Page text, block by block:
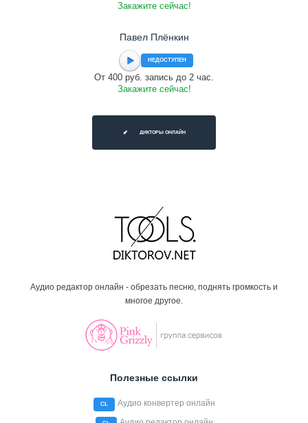
Закажите сейчас!
Павел Плёнкин
НЕДОСТУПЕН
От 400 руб. запись до 2 час.
Закажите сейчас!
ДИКТОРЫ ОНЛАЙН
Аудио редактор онлайн - обрезать песню, поднять громкость и
многое другое.
Полезные ссылки
CL Аудио конвертер онлайн